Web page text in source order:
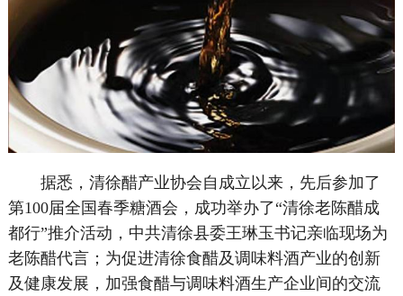
据悉，清徐醋产业协会自成立以来，先后参加了
第100届全国春季糖酒会，成功举办了“清徐老陈醋成
都行”推介活动，中共清徐县委王琳玉书记亲临现场为
老陈醋代言；为促进清徐食醋及调味料酒产业的创新
及健康发展，加强食醋与调味料酒生产企业间的交流